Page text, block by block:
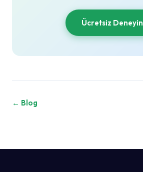
Ücretsiz Deneyin
← Blog